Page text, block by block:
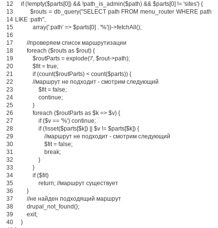
12
13
14
15
16
17
18
19
20
21
22
23
24
25
26
27
28
29
30
31
32
33
34
35
36
37
38
39
40
if (!empty($parts[0]) && !path_is_admin($path) && $parts[0] != 'sites') {
$routs = db_query("SELECT path FROM menu_router WHERE path
LIKE :path",
array(':path' => $parts[0] . '%'))->fetchAll();
//проверяем список маршрутизации
foreach ($routs as $rout) {
$routParts = explode('/', $rout->path);
$fit = true;
if (count($routParts) < count($parts)) {
//маршрут не подходит - смотрим следующий
$fit = false;
continue;
}
foreach ($routParts as $k => $v) {
if ($v == '%') continue;
if (!isset($parts[$k]) $v != $parts[$k]) {
//маршрут не подходит - смотрим следующий
$fit = false;
break;
}
}
if ($fit)
return; //маршрут существует
}
//не найден подходящий маршрут
drupal_not_found();
exit;
}